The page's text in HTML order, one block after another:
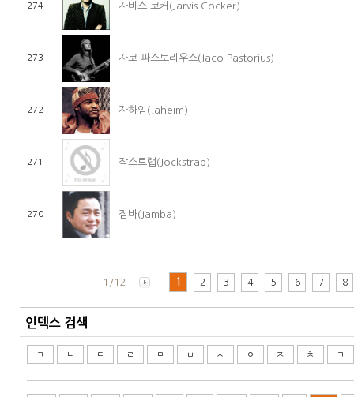
274 자비스 코커(Jarvis Cocker)
273 자코 파스토리우스(Jaco Pastorius)
272 자하임(Jaheim)
271 작스트랩(Jockstrap)
270 잠바(Jamba)
1/12 1 2 3 4 5 6 7 8
인덱스 검색
ㄱ ㄴ ㄷ ㄹ ㅁ ㅂ ㅅ ㅇ ㅈ ㅊ ㅋ